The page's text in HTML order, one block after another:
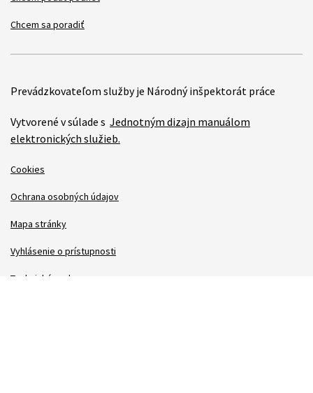
Chcem sa poradiť
Prevádzkovateľom služby je Národný inšpektorát práce
Vytvorené v súlade s Jednotným dizajn manuálom
elektronických služieb.
Cookies
Ochrana osobných údajov
Mapa stránky
Vyhlásenie o prístupnosti
Technická podpora